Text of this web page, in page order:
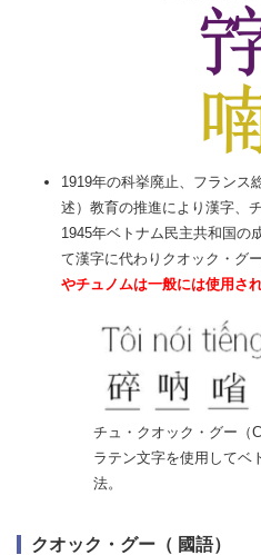
1919年の科挙廃止、フランス
述）教育の推進により漢字、
1945年ベトナム民主共和国の
て漢字に代わりクオック・グ
やチュノムは一般には使用さ
チュ・クオック・グー（
ラテン文字を使用してベ
法。
クオック・グー（ 國語）